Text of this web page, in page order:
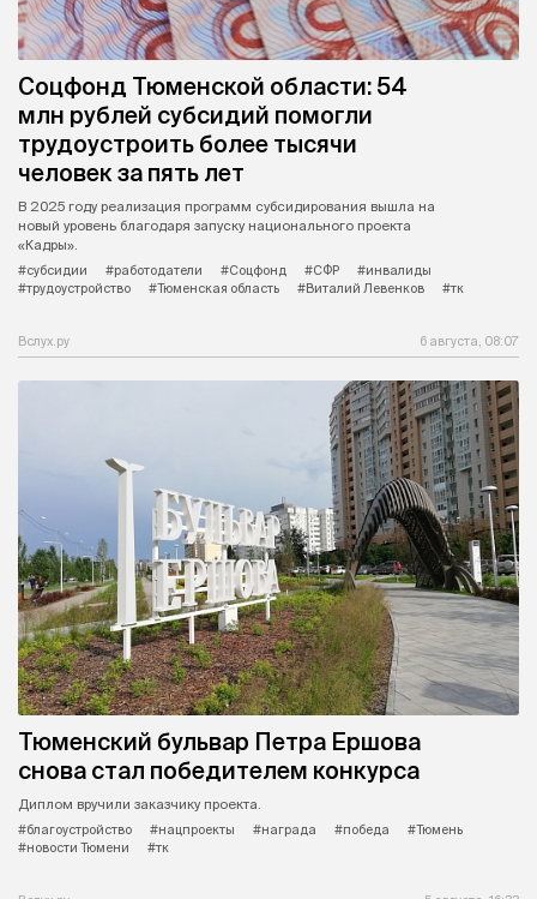
Соцфонд Тюменской области: 54
млн рублей субсидий помогли
трудоустроить более тысячи
человек за пять лет
В 2025 году реализация программ субсидирования вышла на
новый уровень благодаря запуску национального проекта
«Кадры».
#субсидии
#работодатели #Соцфонд #СФР
#инвалиды
#трудоустройство
#Тюменская область #Виталий Левенков #тк
Вслух.ру 6 августа, 08:07
Тюменский бульвар Петра Ершова
снова стал победителем конкурса
Диплом вручили заказчику проекта.
#благоустройство
#нацпроекты #награда #победа
#Тюмень
#новости Тюмени
#тк